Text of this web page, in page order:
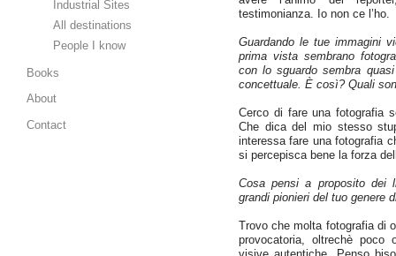
testimonianza. Io non ce l’ho.
Guardando le tue immagini
prima vista sembrano
con lo sguardo sembra
concettuale. È così? Quali
Cerco di fare una fotografia
Che dica del mio stesso
interessa fare una fotografia
si percepisca bene la forza
Cosa pensi a proposito dei
grandi pionieri del tuo genere
Trovo che molta fotografia di
provocatoria, oltrechè
Industrial Sites
All destinations
People I know
Books
About
Contact